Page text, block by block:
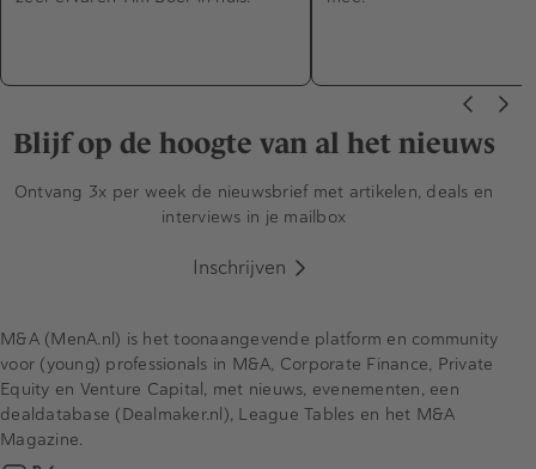
Blijf op de hoogte van al het nieuws
Ontvang 3x per week de nieuwsbrief met artikelen, deals en
interviews in je mailbox
Inschrijven
M&A (MenA.nl) is het toonaangevende platform en community
voor (young) professionals in M&A, Corporate Finance, Private
Equity en Venture Capital, met nieuws, evenementen, een
dealdatabase (Dealmaker.nl), League Tables en het M&A
Magazine.